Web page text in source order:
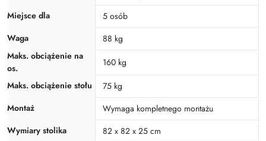
Miejsce dla
5 osób
Waga
88 kg
Maks. obciążenie na
os.
160 kg
Maks. obciążenie stołu
75 kg
Montaż
Wymaga kompletnego montażu
Wymiary stolika
82 x 82 x 25 cm